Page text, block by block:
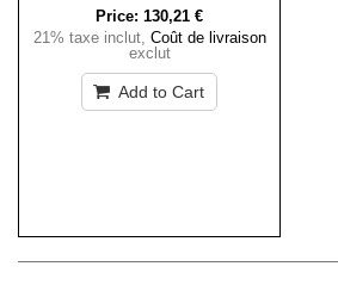
Price: 130,21 €
21% taxe inclut, Coût de livraison
exclut
Add to Cart